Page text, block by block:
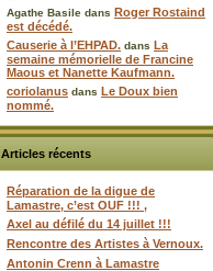
Agathe Basile dans Roger Rostaind
est décédé.
Causerie à l’EHPAD. dans La
semaine mémorielle de Francine
Maous et Nanette Kaufmann.
coriolanus dans Le Doux bien
nommé.
Articles récents
Réparation de la digue de
Lamastre, c’est OUF !!! ,
Axel au défilé du 14 juillet !!!
Rencontre des Artistes à Vernoux.
Antonin Crenn à Lamastre